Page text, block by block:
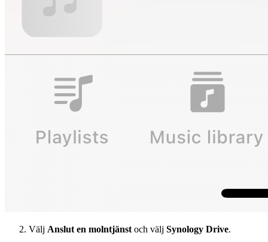
Välj Anslut en molntjänst och välj Synology Drive.